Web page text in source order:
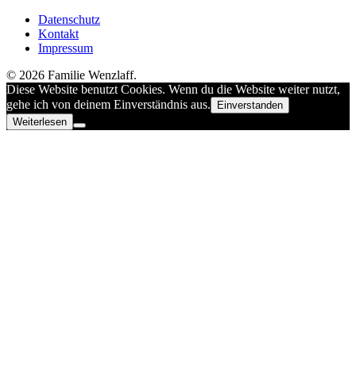
Datenschutz
Kontakt
Impressum
© 2026 Familie Wenzlaff.
Diese Website benutzt Cookies. Wenn du die Website weiter nutzt,
gehe ich von deinem Einverständnis aus.
Einverstanden
Weiterlesen